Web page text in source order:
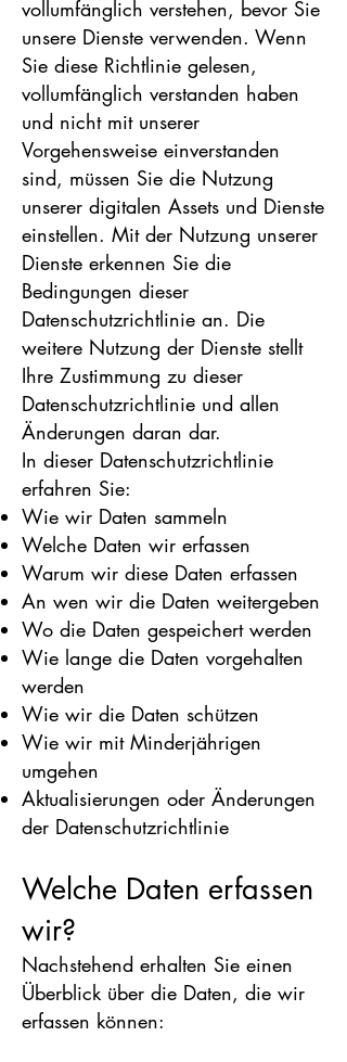
vollumfänglich verstehen, bevor Sie
unsere Dienste verwenden. Wenn
Sie diese Richtlinie gelesen,
vollumfänglich verstanden haben
und nicht mit unserer
Vorgehensweise einverstanden
sind, müssen Sie die Nutzung
unserer digitalen Assets und Dienste
einstellen. Mit der Nutzung unserer
Dienste erkennen Sie die
Bedingungen dieser
Datenschutzrichtlinie an. Die
weitere Nutzung der Dienste stellt
Ihre Zustimmung zu dieser
Datenschutzrichtlinie und allen
Änderungen daran dar.
In dieser Datenschutzrichtlinie
erfahren Sie:
Wie wir Daten sammeln
Welche Daten wir erfassen
Warum wir diese Daten erfassen
An wen wir die Daten weitergeben
Wo die Daten gespeichert werden
Wie lange die Daten vorgehalten
werden
Wie wir die Daten schützen
Wie wir mit Minderjährigen
umgehen
Aktualisierungen oder Änderungen
der Datenschutzrichtlinie
Welche Daten erfassen
wir?
Nachstehend erhalten Sie einen
Überblick über die Daten, die wir
erfassen können: